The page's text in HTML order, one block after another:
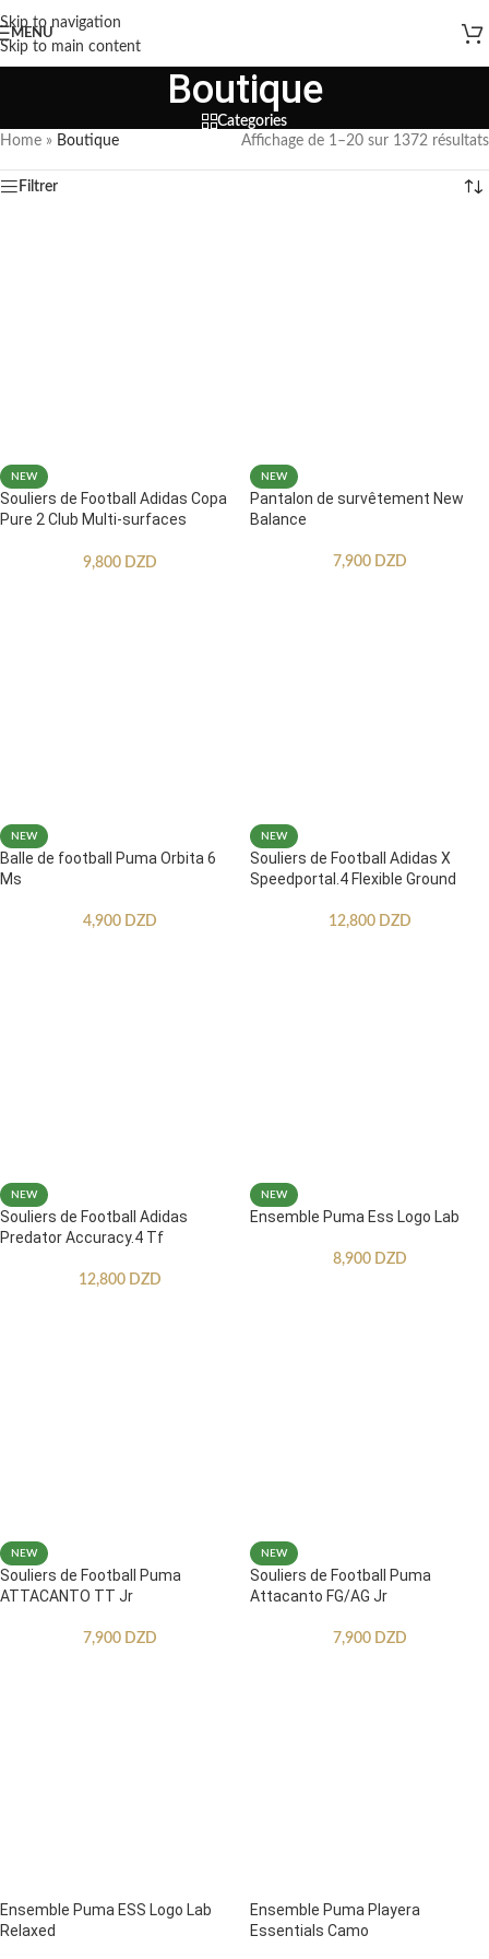
Skip to navigation
Skip to main content
MENU
Boutique
Categories
Home » Boutique Affichage de 1–20 sur 1372 résultats
Filtrer
NEW
Souliers de Football Adidas Copa
Pure 2 Club Multi-surfaces
9,800 DZD
NEW
Pantalon de survêtement New
Balance
7,900 DZD
NEW
Balle de football Puma Orbita 6
Ms
4,900 DZD
NEW
Souliers de Football Adidas X
Speedportal.4 Flexible Ground
12,800 DZD
NEW
Souliers de Football Adidas
Predator Accuracy.4 Tf
12,800 DZD
NEW
Ensemble Puma Ess Logo Lab
8,900 DZD
NEW
Souliers de Football Puma
ATTACANTO TT Jr
7,900 DZD
NEW
Souliers de Football Puma
Attacanto FG/AG Jr
7,900 DZD
Ensemble Puma ESS Logo Lab
Relaxed
Ensemble Puma Playera
Essentials Camo